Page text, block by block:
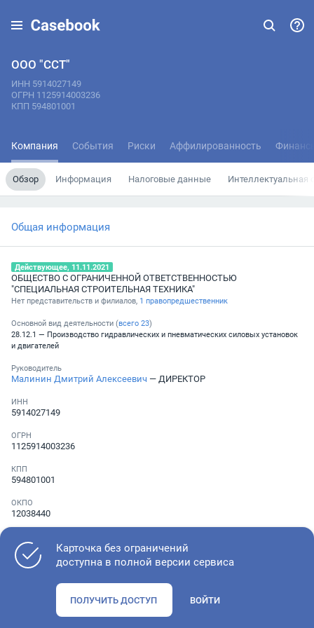
ООО "ССТ"
ИНН 5914027149
ОГРН 1125914003236
КПП 594801001
Компания События Риски Аффилированность
Обзор Информация Налоговые данные Интеллектуальная
Общая информация
Действующее, 11.11.2021
ОБЩЕСТВО С ОГРАНИЧЕННОЙ ОТВЕТСТВЕННОСТЬЮ
"СПЕЦИАЛЬНАЯ СТРОИТЕЛЬНАЯ ТЕХНИКА"
Нет представительств и филиалов, 1 правопредшественник
Основной вид деятельности (всего 23)
28.12.1 — Производство гидравлических и пневматических силовых установок
и двигателей
Руководитель
Малинин Дмитрий Алексеевич — ДИРЕКТОР
ИНН
5914027149
ОГРН
1125914003236
КПП
594801001
ОКПО
12038440
░ ░░░ ░░░░░░░
Как оценить состояние компании
Карточка без ограничений
доступна в полной версии сервиса
ПОЛУЧИТЬ ДОСТУП ВОЙТИ